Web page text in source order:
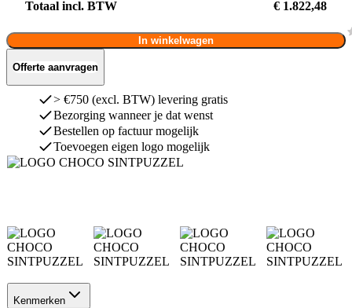
Totaal incl. BTW € 1.822,48
In winkelwagen
Offerte aanvragen
> €750 (excl. BTW) levering gratis
Bezorging wanneer je dat wenst
Bestellen op factuur mogelijk
Toevoegen eigen logo mogelijk
Kenmerken